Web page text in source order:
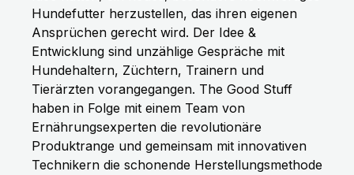
Hundefutter herzustellen, das ihren eigenen
Ansprüchen gerecht wird. Der Idee &
Entwicklung sind unzählige Gespräche mit
Hundehaltern, Züchtern, Trainern und
Tierärzten vorangegangen. The Good Stuff
haben in Folge mit einem Team von
Ernährungsexperten die revolutionäre
Produktrange und gemeinsam mit innovativen
Technikern die schonende Herstellungsmethode